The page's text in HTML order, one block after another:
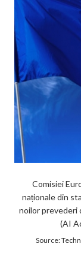
Comisiei
naționale din
noilor prevederi
(AI
Source: